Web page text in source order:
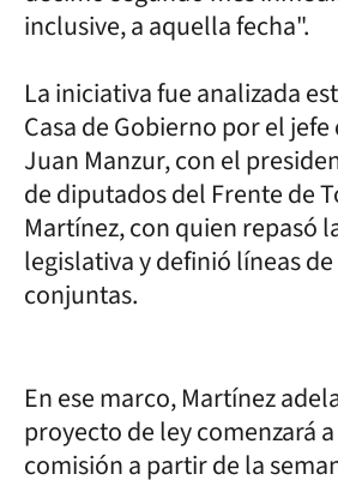
inclusive, a aquella fecha".
La iniciativa fue analizada
Casa de Gobierno por el
Juan Manzur, con el
de diputados del Frente de
Martínez, con quien repasó
legislativa y definió líneas
conjuntas.
En ese marco, Martínez
proyecto de ley comenzará
comisión a partir de la